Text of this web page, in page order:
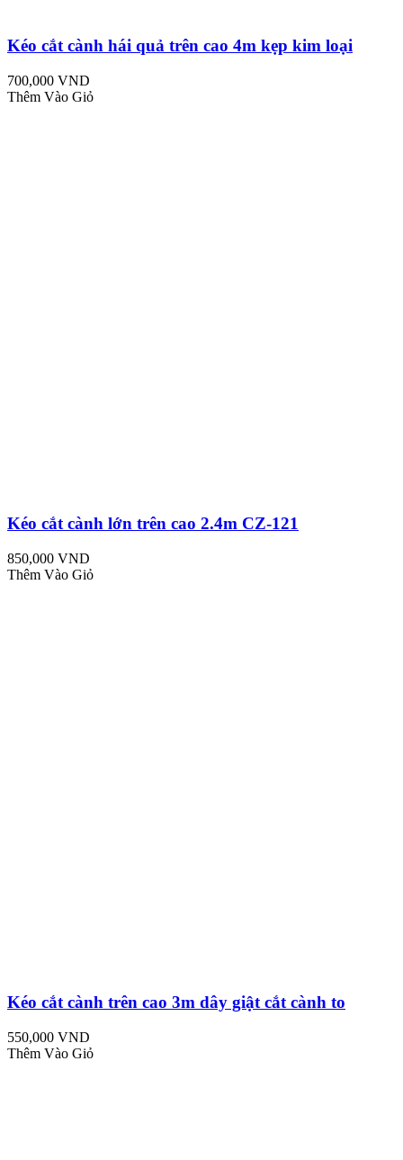
Kéo cắt cành hái quả trên cao 4m kẹp kim loại
700,000 VND
Thêm Vào Giỏ
Kéo cắt cành lớn trên cao 2.4m CZ-121
850,000 VND
Thêm Vào Giỏ
Kéo cắt cành trên cao 3m dây giật cắt cành to
550,000 VND
Thêm Vào Giỏ